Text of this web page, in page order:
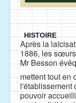
HISTOIRE
Après la
1886, les
Mr Besson
mettent tout
l'établissement
pouvoir